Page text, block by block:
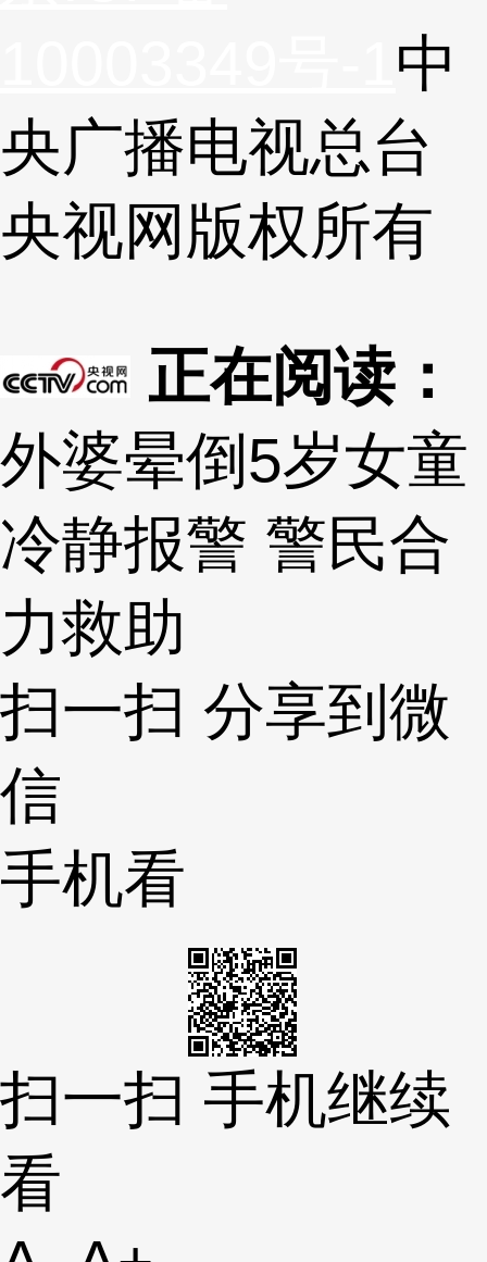
中
央广播电视总台
央视网 版权所有
正在阅读：
外婆晕倒5岁女童
冷静报警 警民合
力救助
扫一扫 分享到微
信
手机看
扫一扫 手机继续
看